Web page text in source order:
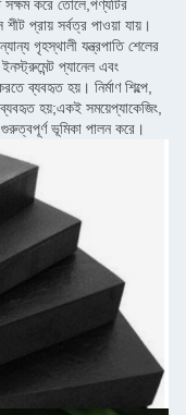
সক্ষম করে তোলে,পণ্যটির
প্রায় সর্বত্র পাওয়া যায়।
গৃহস্থালী যন্ত্রপাতি শেলের
প্যানেল এবং
ব্যবহৃত হয়। নির্মাণ শিল্পে,
হয়;একই সময়েপ্যাকেজিং,
ভূমিকা পালন করে।